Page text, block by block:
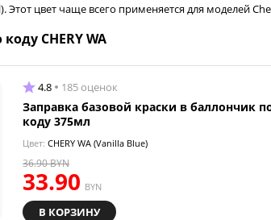
Этот цвет чаще всего применяется для моделей
CHERY WA
4.8 185 оценок
Заправка базовой краски в баллончик
коду 375мл
Цвет: CHERY WA (Vanilla Blue)
33.90 BYN
36.90BYN
В КОРЗИНУ